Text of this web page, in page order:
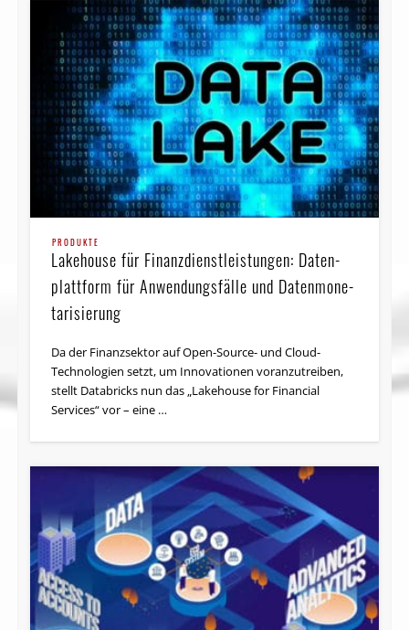
PRODUKTE
Lakehouse für Fi­nanz­dienst­leis­tun­gen: Da­ten­
platt­form für An­wen­dungs­fäl­le und Da­ten­mo­ne­
ta­ri­sie­rung
Da der Finanzsektor auf Open-Source- und Cloud-
Technologien setzt, um Innovationen voranzutreiben,
stellt Databricks nun das „Lakehouse for Financial
Services“ vor – eine …